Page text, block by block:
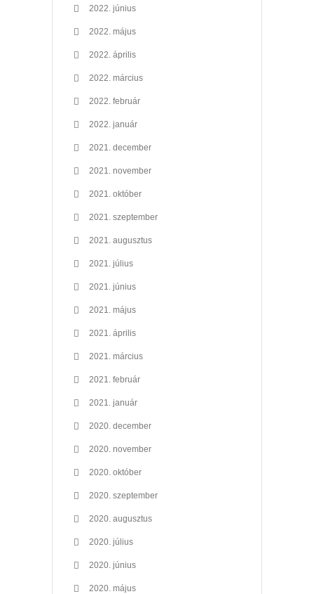
2022. június
2022. május
2022. április
2022. március
2022. február
2022. január
2021. december
2021. november
2021. október
2021. szeptember
2021. augusztus
2021. július
2021. június
2021. május
2021. április
2021. március
2021. február
2021. január
2020. december
2020. november
2020. október
2020. szeptember
2020. augusztus
2020. július
2020. június
2020. május